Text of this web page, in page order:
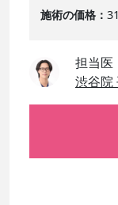
施術の価格
担当医
渋谷院